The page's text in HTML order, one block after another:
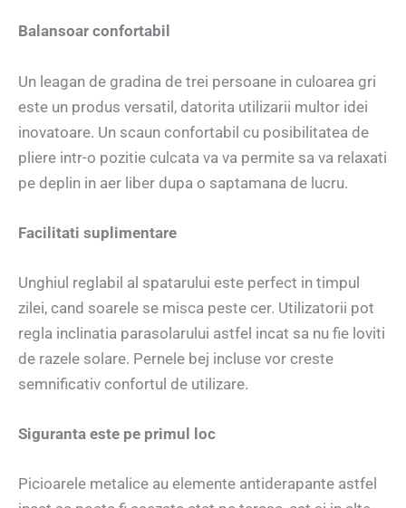
Balansoar confortabil
Un leagan de gradina de trei persoane in culoarea gri
este un produs versatil, datorita utilizarii multor idei
inovatoare. Un scaun confortabil cu posibilitatea de
pliere intr-o pozitie culcata va va permite sa va relaxati
pe deplin in aer liber dupa o saptamana de lucru.
Facilitati suplimentare
Unghiul reglabil al spatarului este perfect in timpul
zilei, cand soarele se misca peste cer. Utilizatorii pot
regla inclinatia parasolarului astfel incat sa nu fie loviti
de razele solare. Pernele bej incluse vor creste
semnificativ confortul de utilizare.
Siguranta este pe primul loc
Picioarele metalice au elemente antiderapante astfel